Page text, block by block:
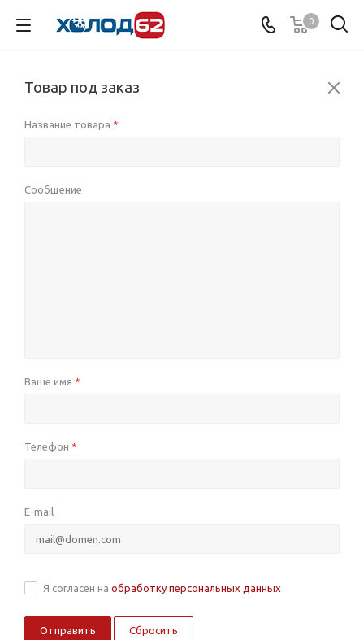
0
Товар под заказ
Название товара *
Сообщение
Ваше имя *
Телефон *
E-mail
Я согласен на обработку персональных данных
Сбросить